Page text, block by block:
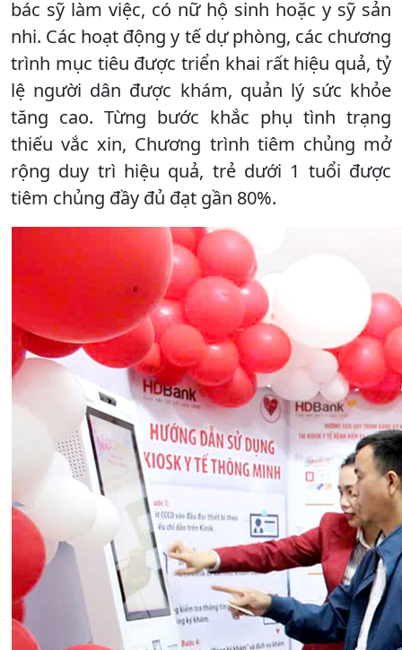
bác sỹ làm việc, có nữ hộ sinh hoặc y sỹ sản
nhi. Các hoạt động y tế dự phòng, các chương
trình mục tiêu được triển khai rất hiệu quả, tỷ
lệ người dân được khám, quản lý sức khỏe
tăng cao. Từng bước khắc phụ tình trạng
thiếu vắc xin, Chương trình tiêm chủng mở
rộng duy trì hiệu quả, trẻ dưới 1 tuổi được
tiêm chủng đầy đủ đạt gần 80%.